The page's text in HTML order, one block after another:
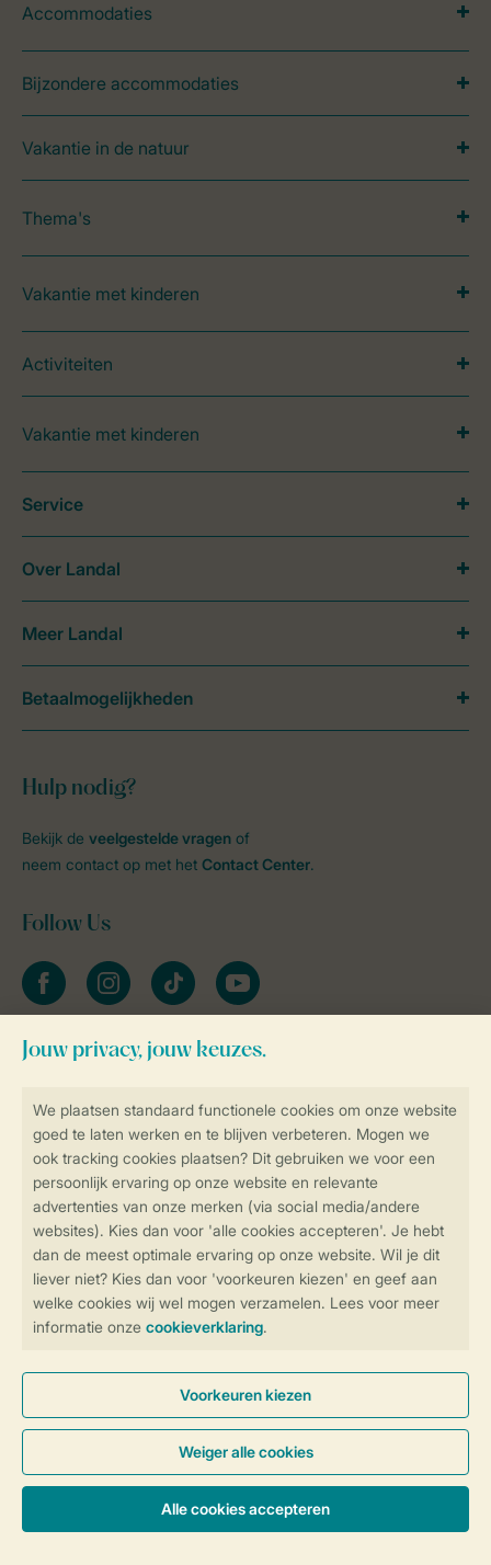
Controle over jouw gegevens &
Instellingen wijzigen
Veilig en snel online boeken
Veilige gegevensoverdracht
Veilige betaling
Accommodaties
Bijzondere accommodaties
Vakantie in de natuur
Thema's
Vakantie met kinderen
Activiteiten
Vakantie met kinderen
Hulp nodig?
Bekijk de veelgestelde vragen of
neem contact op met het Contact Center.
Follow Us
facebookinstagramtiktok youtube
Blijf op de hoogte
Service
Over Landal
Meer Landal
Betaalmogelijkheden
Algemene Voorwaarden Privacy Notice
Cookies en banners
Toegankelijkheid © 2026 Landal